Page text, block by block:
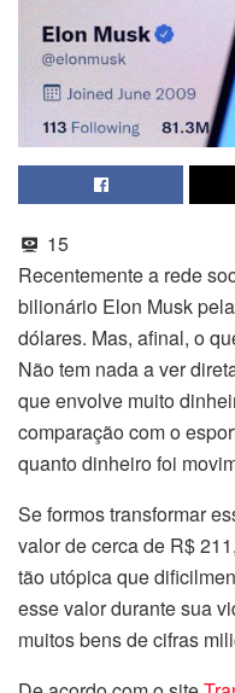
15
Recentemente a rede
bilionário Elon Musk
dólares. Mas, afinal, o
Não tem nada a ver
que envolve muito
comparação com o
quanto dinheiro foi
Se formos transformar
valor de cerca de R$
tão utópica que
esse valor durante sua
muitos bens de cifras